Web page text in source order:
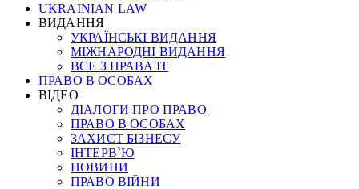
UKRAINIAN LAW
ВИДАННЯ
УКРАЇНСЬКІ ВИДАННЯ
МІЖНАРОДНІ ВИДАННЯ
ВСЕ З ПРАВА ІТ
ПРАВО В ОСОБАХ
ВІДЕО
ДІАЛОГИ ПРО ПРАВО
ПРАВО В ОСОБАХ
ЗАХИСТ БІЗНЕСУ
ІНТЕРВ`Ю
НОВИНИ
ПРАВО ВІЙНИ